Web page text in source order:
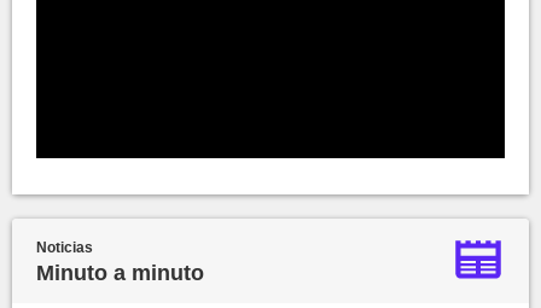
Noticias
Minuto a minuto